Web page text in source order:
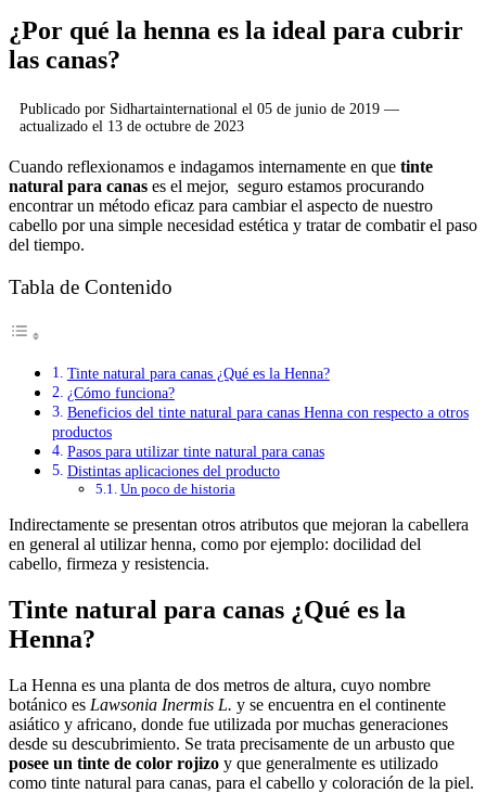
¿Por qué la henna es la ideal para cubrir
las canas?
Publicado por Sidhartainternational el 05 de junio de 2019 —
actualizado el 13 de octubre de 2023
Cuando reflexionamos e indagamos internamente en que tinte
natural para canas es el mejor, seguro estamos procurando
encontrar un método eficaz para cambiar el aspecto de nuestro
cabello por una simple necesidad estética y tratar de combatir el paso
del tiempo.
Tabla de Contenido
Tinte natural para canas ¿Qué es la Henna?
¿Cómo funciona?
Beneficios del tinte natural para canas Henna con respecto a otros
productos
Pasos para utilizar tinte natural para canas
Distintas aplicaciones del producto
Un poco de historia
Indirectamente se presentan otros atributos que mejoran la cabellera
en general al utilizar henna, como por ejemplo: docilidad del
cabello, firmeza y resistencia.
Tinte natural para canas ¿Qué es la
Henna?
La Henna es una planta de dos metros de altura, cuyo nombre
botánico es Lawsonia Inermis L. y se encuentra en el continente
asiático y africano, donde fue utilizada por muchas generaciones
desde su descubrimiento. Se trata precisamente de un arbusto que
posee un tinte de color rojizo y que generalmente es utilizado
como tinte natural para canas, para el cabello y coloración de la piel.